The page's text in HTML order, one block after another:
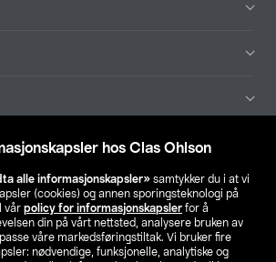
hos Clas Ohlson
alle informasjonskapsler» samtykker du i at vi
(cookies) og annen sporingsteknologi på
vår policy for informasjonskapsler for å
din på vårt nettsted, analysere bruken av
våre markedsføringstiltak. Vi bruker fire
nødvendige, funksjonelle, analytiske og
Finn din butikk
SE NO FI